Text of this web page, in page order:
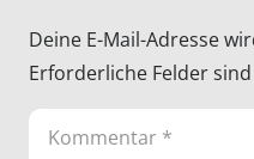
Deine E-Mail-Adresse
Erforderliche Felder